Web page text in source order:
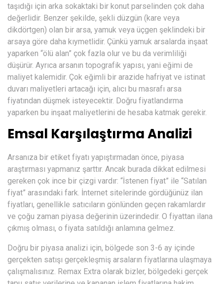
taşıdığı için arka sokaktaki bir konut parselinden çok daha
değerlidir. Benzer şekilde, şekli düzgün (kare veya
dikdörtgen) olan bir arsa, yamuk veya üçgen şeklindeki bir
arsaya göre daha kıymetlidir. Çünkü yamuk arsalarda inşaat
yaparken “ölü alan” çok fazla olur ve bu da verimliliği
düşürür. Ayrıca arsanın topografik yapısı, yani eğimi de
maliyet kalemidir. Çok eğimli bir arazide hafriyat ve istinat
duvarı maliyetleri artacağı için, alıcı bu masrafı arsa
fiyatından düşmek isteyecektir. Doğru fiyatlandırma
yaparken bu inşaat maliyetlerini de hesaba katmak gerekir.
Emsal Karşılaştırma Analizi
Arsanıza bir etiket fiyatı yapıştırmadan önce, piyasa
araştırması yapmanız şarttır. Ancak burada dikkat edilmesi
gereken çok ince bir çizgi vardır: “İstenen fiyat” ile “Satılan
fiyat” arasındaki fark. İnternet sitelerinde gördüğünüz ilan
fiyatları, genellikle satıcıların gönlünden geçen rakamlardır
ve çoğu zaman piyasa değerinin üzerindedir. O fiyattan ilana
çıkmış olması, o fiyata satıldığı anlamına gelmez.
Doğru bir piyasa analizi için, bölgede son 3-6 ay içinde
gerçekten satışı gerçekleşmiş arsaların fiyatlarına ulaşmaya
çalışmalısınız. Remax Extra olarak bizler, bölgedeki gerçek